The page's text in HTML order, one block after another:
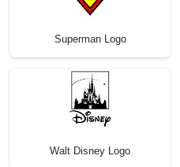
Superman Logo
Walt Disney Logo